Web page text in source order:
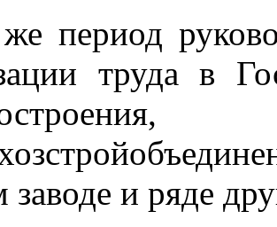
период
труда в
и ряде